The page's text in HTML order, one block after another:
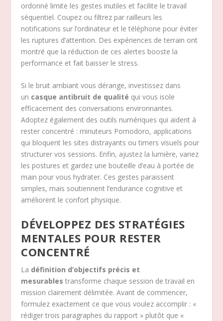
ordonné limite les gestes inutiles et facilite le travail
séquentiel. Coupez ou filtrez par railleurs les
notifications sur l’ordinateur et le téléphone pour éviter
les ruptures d’attention. Des expériences de terrain ont
montré que la réduction de ces alertes booste la
performance et fait baisser le stress.
Si le bruit ambiant vous dérange, investissez dans
un casque antibruit de qualité qui vous isole
efficacement des conversations environnantes.
Adoptez également des outils numériques qui aident à
rester concentré : minuteurs Pomodoro, applications
qui bloquent les sites distrayants ou timers visuels pour
structurer vos sessions. Enfin, ajustez la lumière, variez
les postures et gardez une bouteille d’eau à portée de
main pour vous hydrater. Ces gestes paraissent
simples, mais soutiennent l’endurance cognitive et
améliorent le confort physique.
DÉVELOPPEZ DES STRATÉGIES
MENTALES POUR RESTER
CONCENTRÉ
La définition d’objectifs précis et
mesurables transforme chaque session de travail en
mission clairement délimitée. Avant de commencer,
formulez exactement ce que vous voulez accomplir : «
rédiger trois paragraphes du rapport » plutôt que «